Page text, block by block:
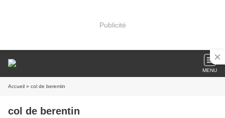
Publicité
MENU
Accueil » col de berentin
col de berentin